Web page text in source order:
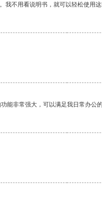
不用看说明书，就可以轻松使用这
非常强大，可以满足我日常办公